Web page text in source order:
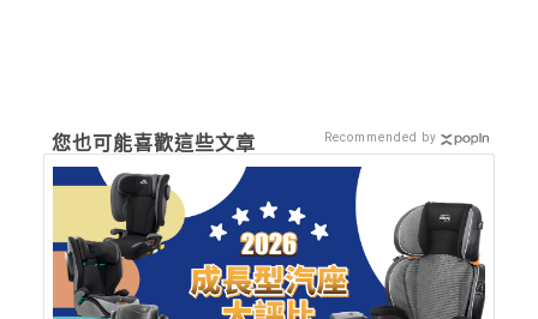
您也可能喜歡這些文章 Recommended by